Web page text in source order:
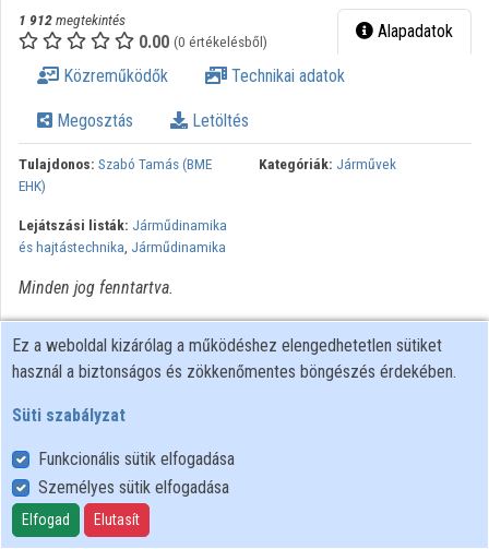
Kategóriák
1 912megtekintés
0.00 (0 értékelésből) Alapadatok
Közreműködők Technikai adatok
Megosztás Letöltés
Tulajdonos: Szabó Tamás (BME
EHK)
Kategóriák: Járművek
Lejátszási listák: Járműdinamika
és hajtástechnika, Járműdinamika
Minden jog fenntartva.
Felhasználói szabályzat
Adatkezelési tájékoztató
Süti szabályzat
Ez a weboldal kizárólag a működéshez elengedhetetlen sütiket
használ a biztonságos és zökkenőmentes böngészés érdekében.
Süti szabályzat
Funkcionális sütik elfogadása
Személyes sütik elfogadása
Elfogad Elutasít